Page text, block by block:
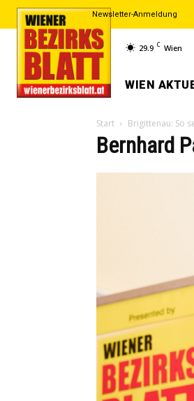
Newsletter-Anmeldung
29.9 C Wien
WIEN
Start Brigittenau: So
Bernhard